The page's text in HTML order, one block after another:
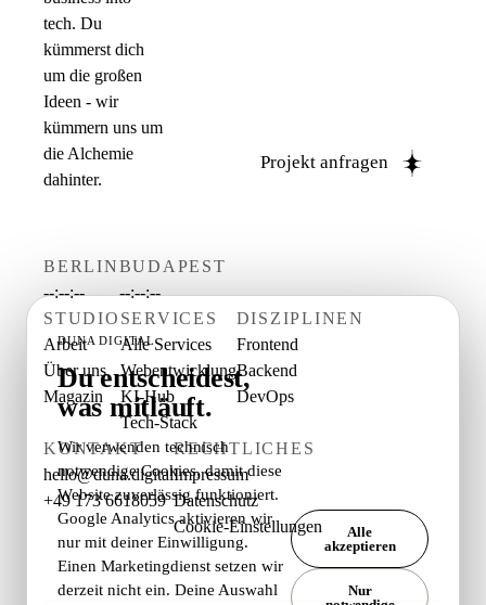
tech. Du
kümmerst dich
um die großen
Ideen - wir
kümmern uns um
die Alchemie
dahinter.
Projekt anfragen
BERLIN
--:--:--
BUDAPEST
--:--:--
STUDIO
Arbeit
Über uns
Magazin
SERVICES
Alle Services
Webentwicklung
KI-Hub
Tech-Stack
DISZIPLINEN
Frontend
Backend
DevOps
KONTAKT
hello@duna.digital
+49 173 6618059
RECHTLICHES
Impressum
Datenschutz
Cookie-Einstellungen
DUNA DIGITAL
Du entscheidest,
was mitläuft.
Wir verwenden technisch
notwendige Cookies, damit diese
Website zuverlässig funktioniert.
Google Analytics aktivieren wir
nur mit deiner Einwilligung.
Einen Marketingdienst setzen wir
derzeit nicht ein. Deine Auswahl
Alle
akzeptieren
Nur